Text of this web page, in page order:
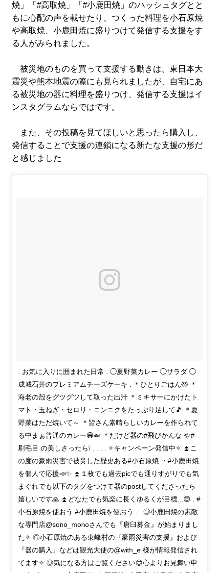
焼」「#高取焼」「#小鹿田焼」のハッシュタグとと
もに心配の声を載せたり、つくった料理を小石原焼
や高取焼、小鹿田焼に盛りつけて発信する支援をす
る人がみられました。
被災地のものを買って支援する動きは、東日本大
震災や熊本地震の際にも見られましたが、自宅にあ
る被災地の器に料理を盛りつけ、発信する支援はイ
ンスタグラムならではです。
また、その投稿を見てほしいと思ったら購入し、
発信することで支援の連鎖になる新たな支援の形だ
と感じました
. お気に入りに囲まれた日常 . ◯夏野菜カレー ◯サラダ ◯
成城石井のプレミアムチーズケーキ . ＊ひとりごはん🐹 ＊
海老の殻をグツグツして取った出汁 ＊ミキサーにかけたト
マト・玉ねぎ・セロリ・ニンニクをたっぷり足して🎵 ＊夏
野菜はただ焼いて～ ＊皆さん素晴らしいカレーを作られて
る中まぁ普通のカレー😁🍛 ＊だけど器の#飛びかんな や#
刷毛目 の美しさったら❕ . . . . ✧キャンペーン発信中✧ ⏫こ
の度の豪雨災害で被災した歴史ある#小石原焼 ・#小鹿田焼
を個人で応援📣✨ ⏫１枚でも過去picでも通りすがりでも気
まぐれでも以下のタグをつけて器のpostしてくださったら
嬉しいです🙏 ⏫どなたでも気楽に長くゆるくが目標...😊 . #
小石原焼を使おう #小鹿田焼を使おう . . ◎小鹿田焼の素敵
な専門店@sono_monoさんでも『唐臼募金』が始まりまし
た✧ ◎小石原焼のある東峰村の『豪雨災害の支援』および
『器の購入』などは観光大使の@with_e 様が情報発信され
てます✧ ◎気になる方はご覧ください😌心よりお見舞い申